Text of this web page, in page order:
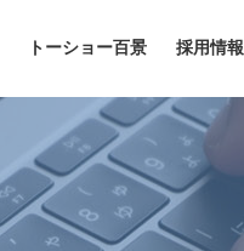
トーショー百景 採用情報